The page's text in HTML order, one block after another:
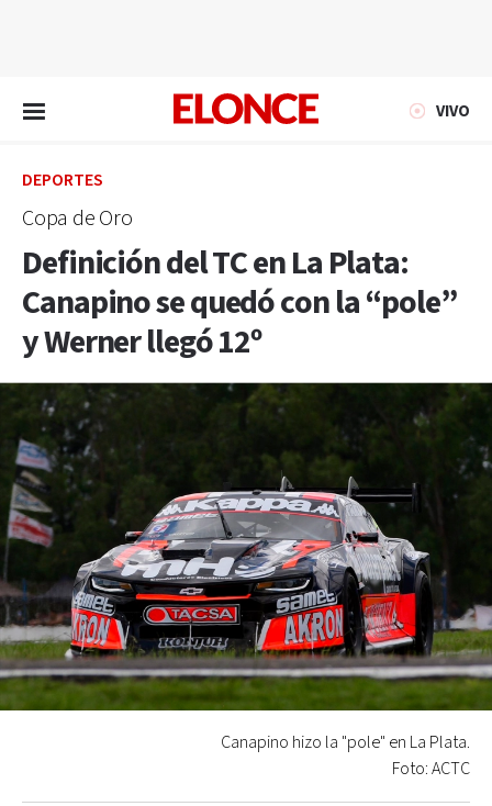
VIVO
DEPORTES
Copa de Oro
Definición del TC en La Plata:
Canapino se quedó con la “pole”
y Werner llegó 12º
Canapino hizo la "pole" en La Plata.
Foto: ACTC